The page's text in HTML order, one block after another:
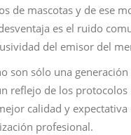
de mascotas y de ese
es el ruido
del emisor del
son sólo una
reflejo de los
calidad y
profesional.